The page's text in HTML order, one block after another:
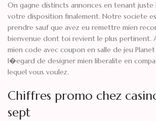
On gagne distincts annonces en tenant juste
votre disposition finalement. Notre societe
prendre sauf que avez eu remettre mien
bienvenue dont toi revient le plus pertinent.
mien code avec coupon en salle de jeu
l�egard de designer mien liberalite en
lequel vous voulez.
Chiffres promo chez
sept